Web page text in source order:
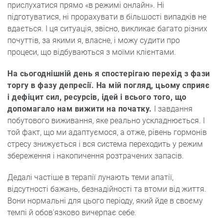
прислухатися прямо «в режимі онлайн». Ні
підготуватися, ні прорахувати в більшості випадків не
вдається. І ця ситуація, звісно, викликає багато різних
почуттів, за якими я, власне, і можу судити про
процеси, що відбуваються з моїми клієнтами.
На сьогоднішній день я спостерігаю перехід з фази
торгу в фазу депресії. На мій погляд, цьому сприяє
і дефіцит сил, ресурсів, ідей і всього того, що
допомагало нам вижити на початку. І завдання
побутового виживання, яке реально ускладнюється. І
той факт, що ми адаптуємося, а отже, рівень гормонів
стресу знижується і вся система переходить у режим
збереження і накопичення розтрачених запасів.
Дедалі частіше в терапії лунають теми апатії,
відсутності бажань, безнадійності та втоми від життя.
Вони нормальні для цього періоду, який йде в своєму
темпі й обов'язково вичерпає себе.